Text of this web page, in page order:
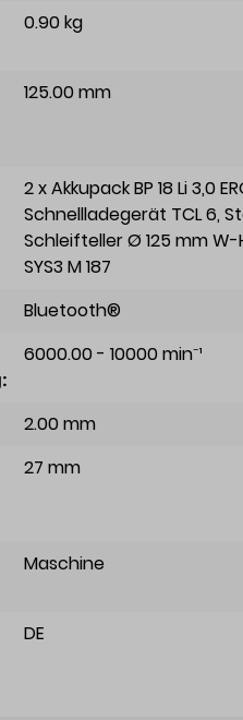
0.90 kg
125.00 mm
2 x Akkupack BP 18 Li 3,0
Schnellladegerät TCL 6,
Schleifteller Ø 125 mm
SYS3 M 187
Bluetooth®
6000.00 - 10000 min⁻¹
2.00 mm
27 mm
Maschine
DE